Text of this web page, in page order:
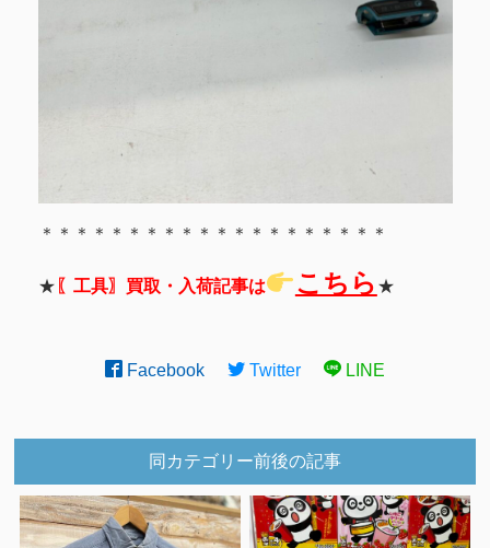
＊＊＊＊＊＊＊＊＊＊＊＊＊＊＊＊＊＊＊＊
★ 〖工具〗買取・入荷記事は こちら ★
Facebook Twitter LINE
同カテゴリー前後の記事